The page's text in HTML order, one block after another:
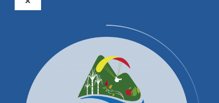
Toggle
Productos y Servicios
Convocatorias Precalificación